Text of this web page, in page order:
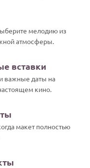
мелодию из
атмосферы.
вставки
важные даты на
кино.
макет полностью